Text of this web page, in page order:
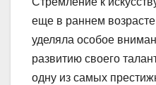
еще в раннем
уделяла особое
развитию своего
одну из самых